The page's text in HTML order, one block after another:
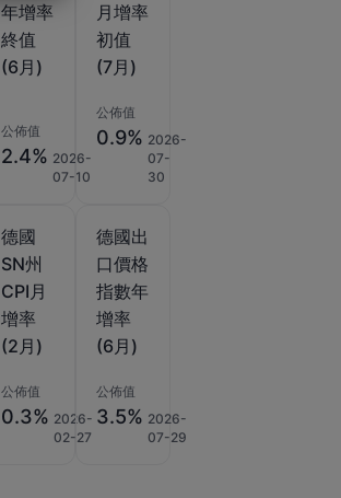
年增率
終值
(6月)
公佈值
2.4% 2026-
07-10
月增率
初值
(7月)
公佈值
0.9% 2026-
07-
30
德國
SN州
CPI月
增率
(2月)
公佈值
0.3% 2026-
02-27
德國出
口價格
指數年
增率
(6月)
公佈值
3.5% 2026-
07-29